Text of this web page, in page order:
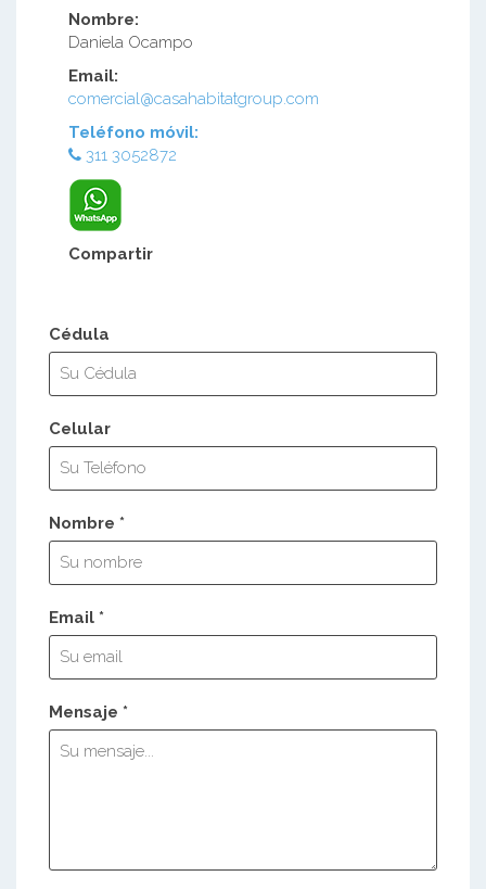
Nombre:
Daniela Ocampo
Email:
comercial@casahabitatgroup.com
Teléfono móvil:
311 3052872
Compartir
Cédula
Celular
Nombre *
Email *
Mensaje *